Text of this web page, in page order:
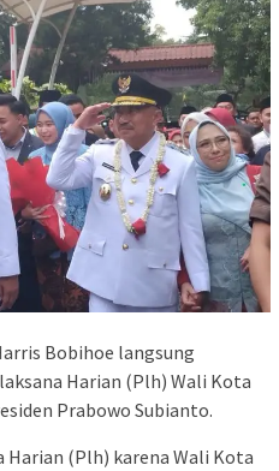
Bobihoe langsung
Harian (Plh) Wali Kota
Prabowo Subianto.
Harian (Plh) karena Wali Kota